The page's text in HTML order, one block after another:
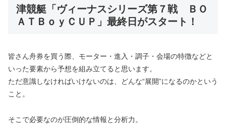
津競艇「ヴィーナスシリーズ第７戦 ＢＯ
ＡＴＢｏｙＣＵＰ」最終日がスタート！
皆さん舟券を買う際、モーター・進入・調子・会場の特徴などと
いった要素から予想を組み立てると思います。
ただ意識しなければいけないのは、どんな“展開”になるのかという
こと。
そこで必要なのが圧倒的な情報と分析力。